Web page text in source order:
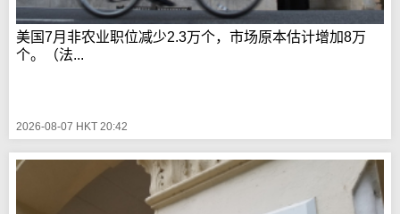
美国7月非农业职位减少2.3万个，市场原本估计增加8万
个。（法...
2026-08-07 HKT 20:42